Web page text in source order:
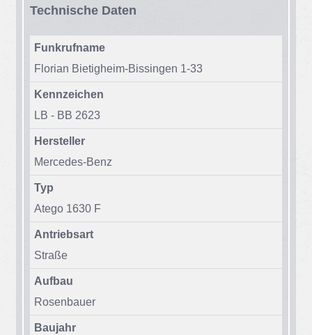
Tech­ni­sche Da­ten
Funkrufname
Flo­ri­an Bie­tig­heim-Bis­sin­gen 1-33
Kennzeichen
LB - BB 2623
Hersteller
Mer­ce­des-Benz
Typ
Ate­go 1630 F
Antriebsart
Stra­ße
Aufbau
Ro­sen­bau­er
Baujahr